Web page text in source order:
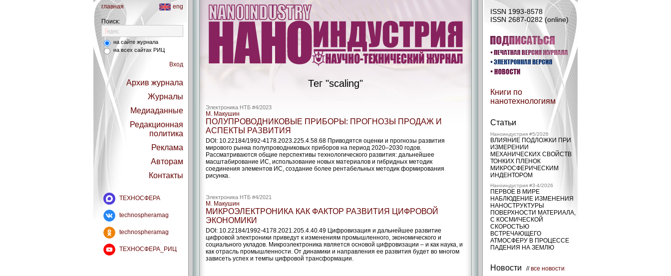
главная eng
Поиск:
на сайте журнала
на всех сайтах РИЦ
Вход
Архив журнала
Журналы
Медиаданные
Редакционная
политика
Реклама
Авторам
Контакты
ТЕХНОСФЕРА
technospheramag
technospheramag
ТЕХНОСФЕРА_РИЦ
ISSN 1993-8578
ISSN 2687-0282 (online)
Книги по
нанотехнологиям
Статьи
Наноиндустрия #5/2026
ВЛИЯНИЕ ПОДЛОЖКИ ПРИ
ИЗМЕРЕНИИ
МЕХАНИЧЕСКИХ СВОЙСТВ
ТОНКИХ ПЛЕНОК
МИКРОСФЕРИЧЕСКИМ
ИНДЕНТОРОМ
Наноиндустрия #3-4/2026
ПЕРВОЕ В МИРЕ
НАБЛЮДЕНИЕ ИЗМЕНЕНИЯ
НАНОСТРУКТУРЫ
ПОВЕРХНОСТИ МАТЕРИАЛА,
С КОСМИЧЕСКОЙ
СКОРОСТЬЮ
ВСТРЕЧАЮЩЕГО
АТМОСФЕРУ В ПРОЦЕССЕ
ПАДЕНИЯ НА ЗЕМЛЮ
Новости //все новости
Тег "scaling"
Электроника НТБ #4/2023
М. Макушин
ПОЛУПРОВОДНИКОВЫЕ ПРИБОРЫ: ПРОГНОЗЫ ПРОДАЖ И
АСПЕКТЫ РАЗВИТИЯ
DOI: 10.22184/1992-4178.2023.225.4.58.68 Приводятся оценки и прогнозы развития
мирового рынка полупроводниковых приборов на период 2020–2030 годов.
Рассматриваются общие перспективы технологического развития: дальнейшее
масштабирование ИС, использование новых материалов и гибридных методик
соединения элементов ИС, создание более рентабельных методик формирования
рисунка.
Электроника НТБ #4/2021
М. Макушин
МИКРОЭЛЕКТРОНИКА КАК ФАКТОР РАЗВИТИЯ ЦИФРОВОЙ
ЭКОНОМИКИ
DOI: 10.22184/1992-4178.2021.205.4.40.49 Цифровизация и дальнейшее развитие
цифровой электроники приведут к изменениям промышленного, экономического и
социального укладов. Микроэлектроника является основой цифровизации – и как наука, и
как отрасль промышленности. От динамики и направления ее развития будет во многом
зависеть успех и темпы цифровой трансформации.